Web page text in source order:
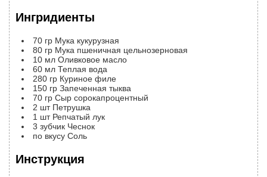
Ингридиенты
70 гр Мука кукурузная
80 гр Мука пшеничная цельнозерновая
10 мл Оливковое масло
60 мл Теплая вода
280 гр Куриное филе
150 гр Запеченная тыква
70 гр Сыр сорокапроцентный
2 шт Петрушка
1 шт Репчатый лук
3 зубчик Чеснок
по вкусу Соль
Инструкция